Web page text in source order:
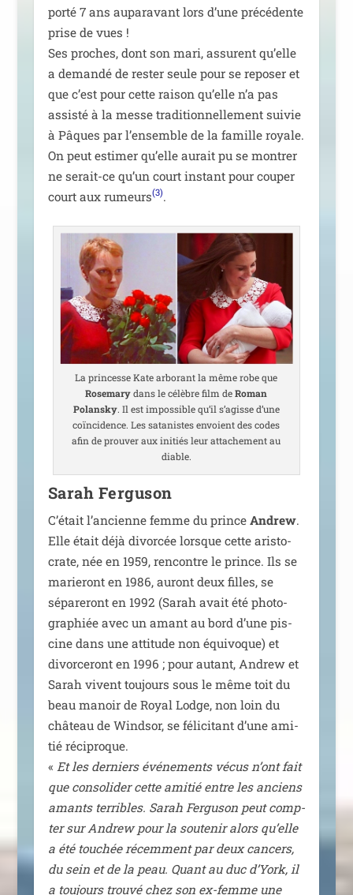
por­té 7 ans aupa­ra­vant lors d’une pré­cé­dente
prise de vues !
Ses proches, dont son mari, assurent qu’elle
a deman­dé de res­ter seule pour se repo­ser et
que c’est pour cette rai­son qu’elle n’a pas
assis­té à la messe tra­di­tion­nel­le­ment sui­vie
à Pâques par l’ensemble de la famille royale.
On peut esti­mer qu’elle aurait pu se mon­trer
ne serait-ce qu’un court ins­tant pour cou­per
court aux rumeurs(3).
La prin­cesse Kate arbo­rant la même robe que
Rosemarydans le célèbre film deRoman
Polansky. Il est impos­sible qu’il s’a­gisse d’une
coïn­ci­dence. Les sata­nistes envoient des codes
afin de prou­ver aux ini­tiés leur atta­che­ment au
diable.
Sarah Ferguson
C’était l’ancienne femme du prince Andrew.
Elle était déjà divor­cée lorsque cette aris­to­
crate, née en 1959, ren­contre le prince. Ils se
marie­ront en 1986, auront deux filles, se
sépa­re­ront en 1992 (Sarah avait été pho­to­
gra­phiée avec un amant au bord d’une pis­
cine dans une atti­tude non équi­voque) et
divor­ce­ront en 1996 ; pour autant, Andrew et
Sarah vivent tou­jours sous le même toit du
beau manoir de Royal Lodge, non loin du
châ­teau de Windsor, se féli­ci­tant d’une ami­
tié réci­proque.
« Et les der­niers évé­ne­ments vécus n’ont fait
que conso­li­der cette ami­tié entre les anciens
amants ter­ribles. Sarah Ferguson peut comp­
ter sur Andrew pour la sou­te­nir alors qu’elle
a été tou­chée récem­ment par deux can­cers,
du sein et de la peau. Quant au duc d’York, il
a tou­jours trou­vé chez son ex-femme une